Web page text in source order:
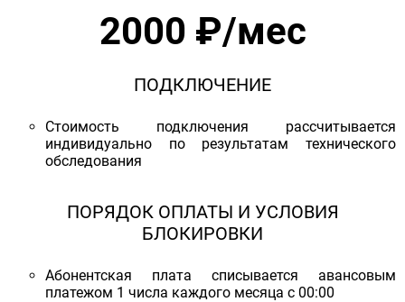
2000 ₽/мес
ПОДКЛЮЧЕНИЕ
Стоимость подключения рассчитывается
индивидуально по результатам технического
обследования
ПОРЯДОК ОПЛАТЫ И УСЛОВИЯ
БЛОКИРОВКИ
Абонентская плата списывается авансовым
платежом 1 числа каждого месяца с 00:00